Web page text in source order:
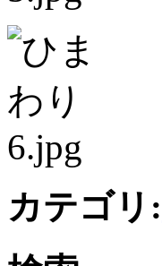
カテゴリ: